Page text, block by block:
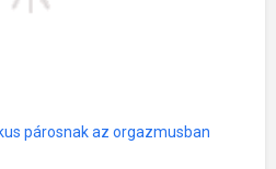
párosnak az orgazmusban